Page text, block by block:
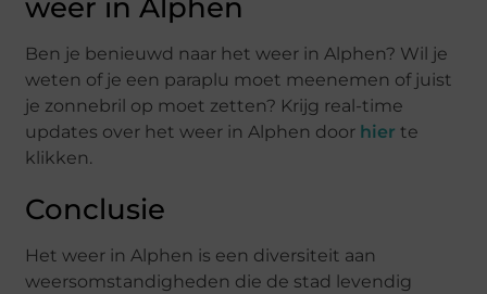
weer in Alphen
Ben je benieuwd naar het weer in Alphen? Wil je
weten of je een paraplu moet meenemen of juist
je zonnebril op moet zetten? Krijg real-time
updates over het weer in Alphen door hier te
klikken.
Conclusie
Het weer in Alphen is een diversiteit aan
weersomstandigheden die de stad levendig